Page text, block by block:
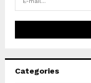
Categories